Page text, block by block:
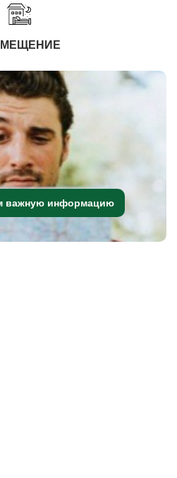
важную информацию